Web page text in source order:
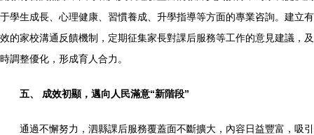
于學生成長、心理健康、習慣養成、升學指導等方面的專業咨詢。建立有
效的家校溝通反饋機制，定期征集家長對課后服務等工作的意見建議，及
時調整優化，形成育人合力。
五、 成效初顯，邁向人民滿意“新階段”
通過不懈努力，泗縣課后服務覆蓋面不斷擴大，內容日益豐富，吸引